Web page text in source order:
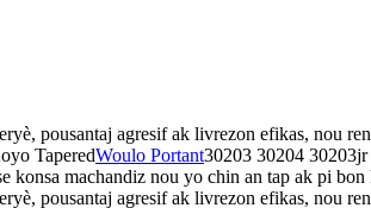
pousantaj agresif ak livrezon efikas,
TaperedWoulo Portant30203 30204
konsa machandiz nou yo chin an tap ak pi
pousantaj agresif ak livrezon efikas, nou